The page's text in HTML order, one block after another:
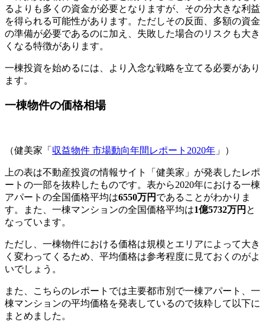
るよりも多くの資金が必要となりますが、その分大きな利益
を得られる可能性があります。ただしその反面、多額の資金
の準備が必要であるのに加え、失敗した場合のリスクも大き
くなる特徴があります。
一棟投資を始めるには、より入念な戦略を立てる必要があり
ます。
一棟物件の価格相場
（健美家「 収益物件 市場動向年間レポート2020年 」）
上の表は不動産投資の情報サイト「健美家」が発表したレポ
ートの一部を抜粋したものです。表から2020年における一棟
アパートの全国価格平均は6550万円 であることがわかりま
す。また、一棟マンションの全国価格平均は1億5732万円 と
なっています。
ただし、一棟物件における価格は規模とエリアによって大き
く変わってくるため、平均価格は参考程度に見ておくのがよ
いでしょう。
また、こちらのレポートでは主要都市別で一棟アパート、一
棟マンションの平均価格を発表しているので抜粋して以下に
まとめました。